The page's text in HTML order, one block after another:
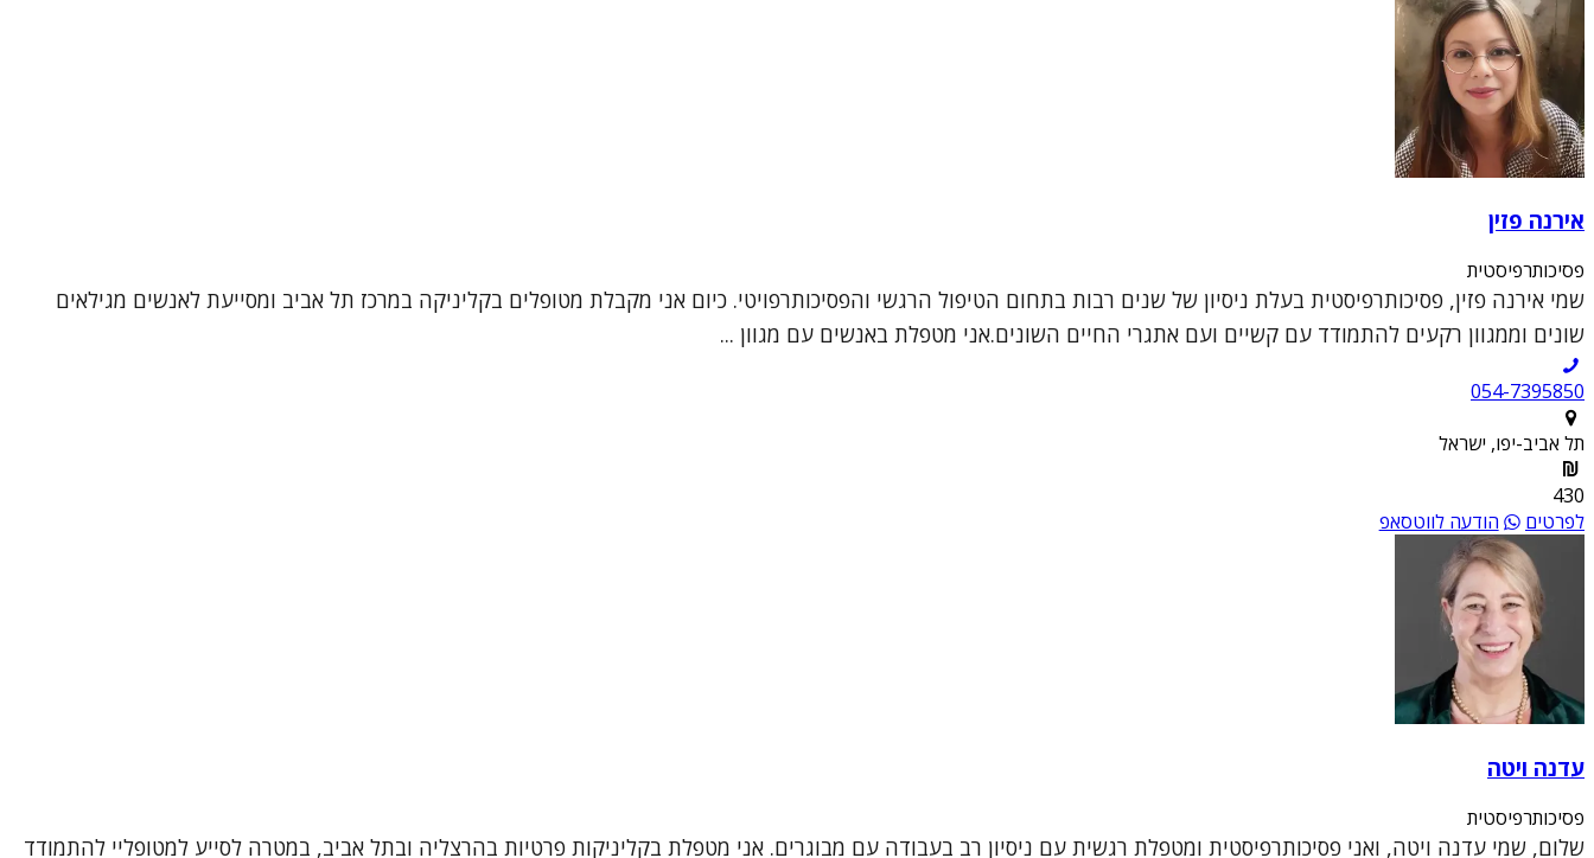
אירנה פזין
פסיכותרפיסטית
שמי אירנה פזין, פסיכותרפיסטית בעלת ניסיון של שנים רבות בתחום הטיפול הרגשי והפסיכותרפויטי. כיום אני מקבלת מטופלים בקליניקה במרכז תל אביב ומסייעת לאנשים מגילאים
שונים וממגוון רקעים להתמודד עם קשיים ועם אתגרי החיים השונים.אני מטפלת באנשים עם מגוון ...
054-7395850
תל אביב-יפו, ישראל
430
לפרטים
הודעה לווטסאפ
עדנה ויטה
פסיכותרפיסטית
שלום, שמי עדנה ויטה, ואני פסיכותרפיסטית ומטפלת רגשית עם ניסיון רב בעבודה עם מבוגרים. אני מטפלת בקליניקות פרטיות בהרצליה ובתל אביב, במטרה לסייע למטופליי להתמודד